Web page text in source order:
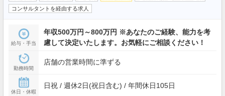
コンサルタントを経由する求人
給与・手当
年収500万円～800万円 ※あなたのご経験、能力を考
慮して決定いたします。お気軽にご相談ください！
勤務時間
店舗の営業時間に準ずる
休日・休暇
日祝 / 週休2日(祝日含む) / 年間休日105日